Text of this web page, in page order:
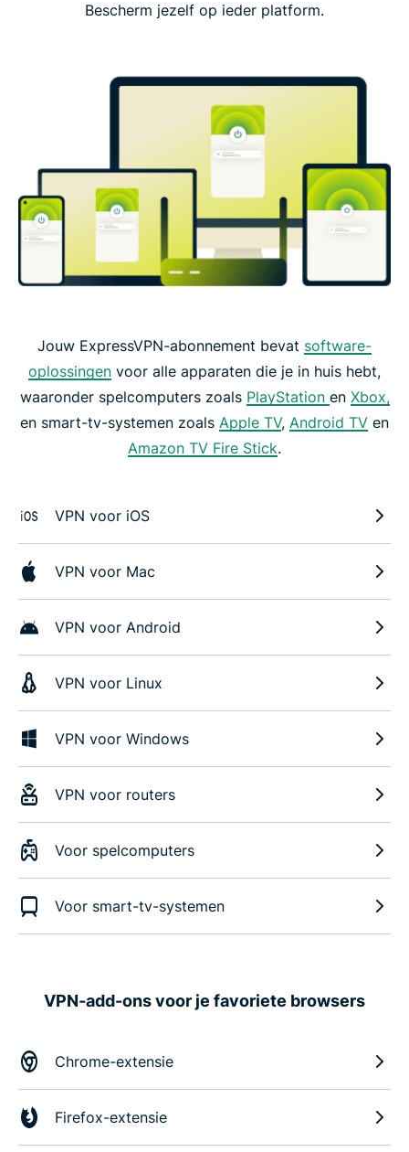
Bescherm jezelf op ieder platform.
Jouw ExpressVPN-abonnement bevat software-
oplossingen voor alle apparaten die je in huis hebt,
waaronder spelcomputers zoals PlayStation en Xbox,
en smart-tv-systemen zoals Apple TV, Android TV en
Amazon TV Fire Stick.
VPN voor iOS
VPN voor Mac
VPN voor Android
VPN voor Linux
VPN voor Windows
VPN voor routers
Voor spelcomputers
Voor smart-tv-systemen
VPN-add-ons voor je favoriete browsers
Chrome-extensie
Firefox-extensie